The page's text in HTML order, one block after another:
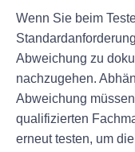
Wenn Sie beim
Abweichung zu
nachzugehen.
Abweichung
qualifizierten
erneut testen, um